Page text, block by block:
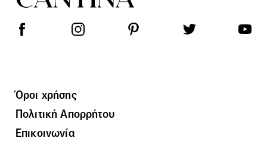
Όροι χρήσης
Πολιτική Απορρήτου
Επικοινωνία